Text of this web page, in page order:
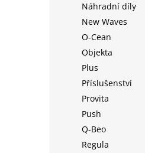
Náhradní díly
New Waves
O-Cean
Objekta
Plus
Příslušenství
Provita
Push
Q-Beo
Regula